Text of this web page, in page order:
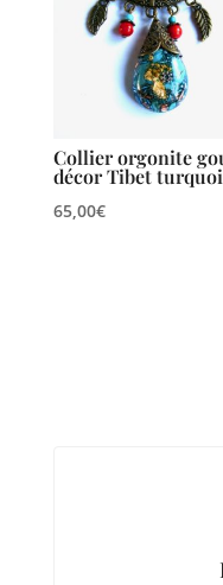
Collier orgonite
décor Tibet
65,00€